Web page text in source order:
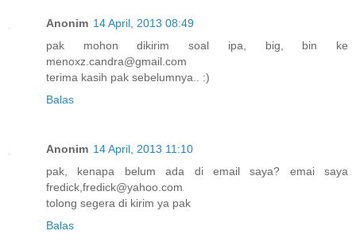
Anonim 14 April, 2013 08:49
pak mohon dikirim soal ipa, big, bin ke
menoxz.candra@gmail.com
terima kasih pak sebelumnya.. :)
Balas
Anonim 14 April, 2013 11:10
pak, kenapa belum ada di email saya? emai saya
fredick,fredick@yahoo.com
tolong segera di kirim ya pak
Balas